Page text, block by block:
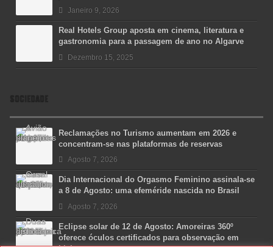
Janeiro 9, 2026
Real Hotels Group aposta em cinema, literatura e
gastronomia para a passagem de ano no Algarve
Dezembro 15, 2025
SOCIEDADE
Reclamações no Turismo aumentam em 2026 e
concentram-se nas plataformas de reservas
Agosto 7, 2026
Dia Internacional do Orgasmo Feminino assinala-se
a 8 de Agosto: uma efeméride nascida no Brasil
Agosto 7, 2026
Eclipse solar de 12 de Agosto: Amoreiras 360º
oferece óculos certificados para observação em